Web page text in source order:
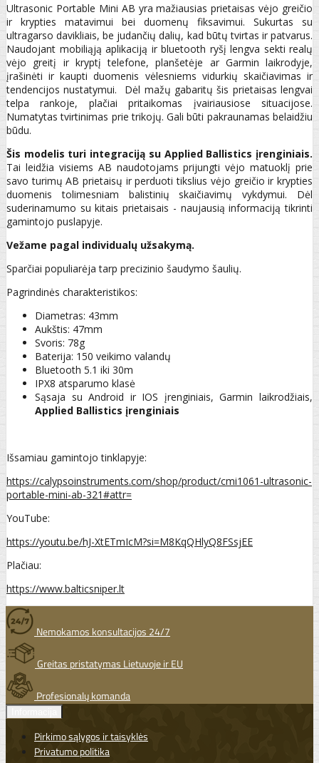
Ultrasonic Portable Mini AB yra mažiausias prietaisas vėjo greičio
ir krypties matavimui bei duomenų fiksavimui. Sukurtas su
ultragarso davikliais, be judančių dalių, kad būtų tvirtas ir patvarus.
Naudojant mobiliąją aplikaciją ir bluetooth ryšį lengva sekti realų
vėjo greitį ir kryptį telefone, planšetėje ar Garmin laikrodyje,
įrašinėti ir kaupti duomenis vėlesniems vidurkių skaičiavimas ir
tendencijos nustatymui. Dėl mažų gabaritų šis prietaisas lengvai
telpa rankoje, plačiai pritaikomas įvairiausiose situacijose.
Numatytas tvirtinimas prie trikojų. Gali būti pakraunamas belaidžiu
būdu.
Šis modelis turi integraciją su Applied Ballistics įrenginiais.
Tai leidžia visiems AB naudotojams prijungti vėjo matuoklį prie
savo turimų AB prietaisų ir perduoti tikslius vėjo greičio ir krypties
duomenis tolimesniam balistinių skaičiavimų vykdymui. Dėl
suderinamumo su kitais prietaisais - naujausią informaciją tikrinti
gamintojo puslapyje.
Vežame pagal individualų užsakymą.
Sparčiai populiarėja tarp precizinio šaudymo šaulių.
Pagrindinės charakteristikos:
Diametras: 43mm
Aukštis: 47mm
Svoris: 78g
Baterija: 150 veikimo valandų
Bluetooth 5.1 iki 30m
IPX8 atsparumo klasė
Sąsaja su Android ir IOS įrenginiais, Garmin laikrodžiais,
Applied Ballistics įrenginiais
Išsamiau gamintojo tinklapyje:
https://calypsoinstruments.com/shop/product/cmi1061-ultrasonic-
portable-mini-ab-321#attr=
YouTube:
https://youtu.be/hJ-XtETmIcM?si=M8KqQHlyQ8FSsjEE
Plačiau:
https://www.balticsniper.lt
Nemokamos konsultacijos 24/7
Greitas pristatymas Lietuvoje ir EU
Profesionalų komanda
Pirkimo sąlygos ir taisyklės
Privatumo politika